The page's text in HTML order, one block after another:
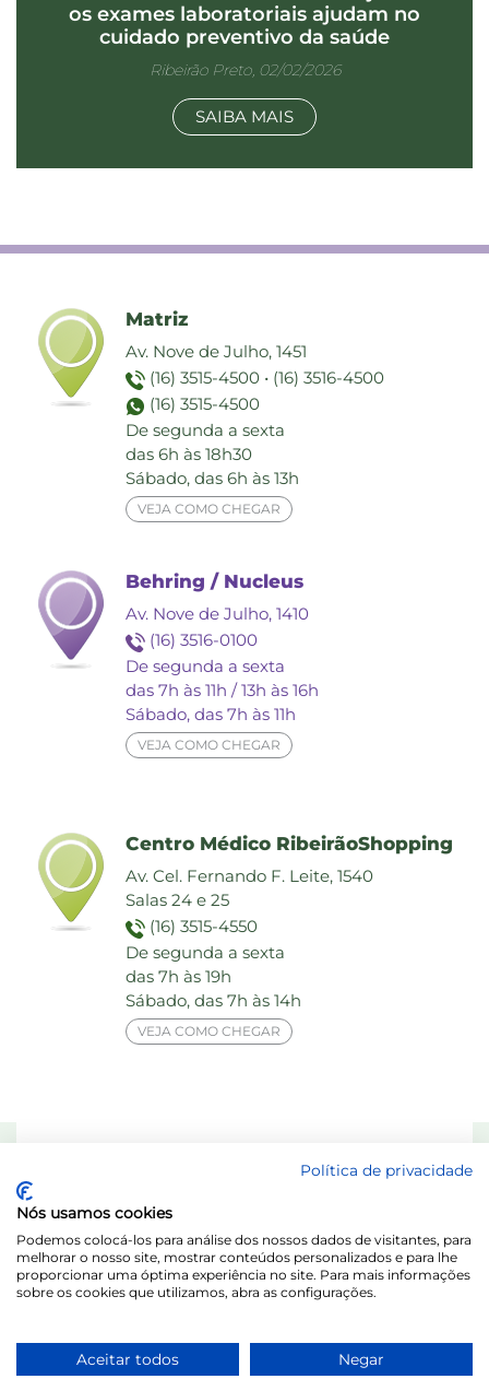
os exames laboratoriais ajudam no
cuidado preventivo da saúde
Ribeirão Preto, 02/02/2026
SAIBA MAIS
Matriz
Av. Nove de Julho, 1451
(16) 3515-4500 • (16) 3516-4500
(16) 3515-4500
De segunda a sexta
das 6h às 18h30
Sábado, das 6h às 13h
VEJA COMO CHEGAR
Behring / Nucleus
Av. Nove de Julho, 1410
(16) 3516-0100
De segunda a sexta
das 7h às 11h / 13h às 16h
Sábado, das 7h às 11h
VEJA COMO CHEGAR
Centro Médico RibeirãoShopping
Av. Cel. Fernando F. Leite, 1540
Salas 24 e 25
(16) 3515-4550
De segunda a sexta
das 7h às 19h
Sábado, das 7h às 14h
VEJA COMO CHEGAR
Responsável Técnico: Dra. Maria das Graças Elias de Assis - CRF 8713-SP
Laboratório Behring de Análises Clínicas Ltda.
Política de privacidade
Nós usamos cookies
Podemos colocá-los para análise dos nossos dados de visitantes, para
melhorar o nosso site, mostrar conteúdos personalizados e para lhe
proporcionar uma óptima experiência no site. Para mais informações
sobre os cookies que utilizamos, abra as configurações.
Aceitar todos Negar